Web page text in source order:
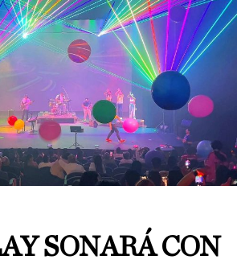
SONARÁ CON